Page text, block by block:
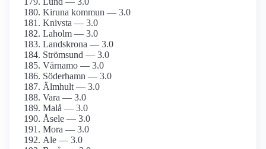
Kiruna kommun — 3.0
Knivsta — 3.0
Laholm — 3.0
Landskrona — 3.0
Strömsund — 3.0
Värnamo — 3.0
Söderhamn — 3.0
Älmhult — 3.0
Vara — 3.0
Malå — 3.0
Åsele — 3.0
Mora — 3.0
Ale — 3.0